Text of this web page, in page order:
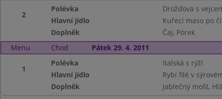
2
Polévka
Drožďová s
Hlavní jídlo
Kuřecí maso po
Doplněk
Čaj, Pórek
Menu
Chod Pátek 29. 4. 2011
1
Polévka
Italská s rýží
Hlavní jídlo
Rybí filé v
Doplněk
Jablečný mošt,